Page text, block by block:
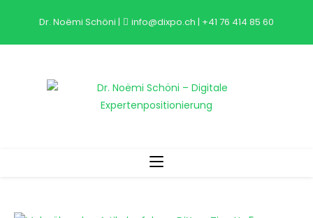
springen
Dr. Noëmi Schöni | info@dixpo.ch | +41 76 414 85 60